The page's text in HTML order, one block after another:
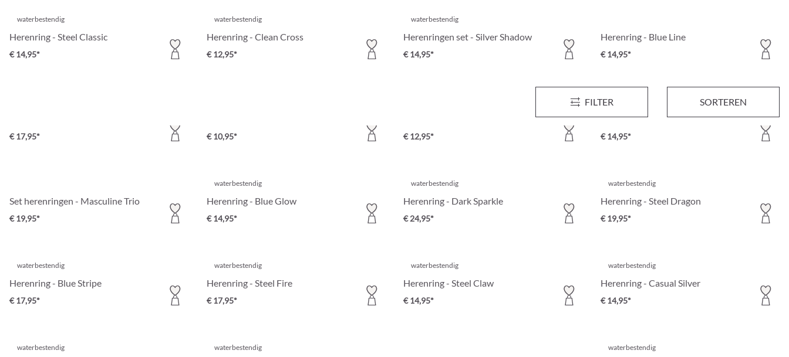
FILTER SORTEREN
waterbestendig
Herenring - Steel Classic
€ 14,95*
waterbestendig
Herenring - Clean Cross
€ 12,95*
waterbestendig
Herenringen set - Silver Shadow
€ 14,95*
Herenring - Blue Line
€ 14,95*
€ 17,95* € 10,95* € 12,95*
waterbestendig
Herenring - Steel Enamel
€ 14,95*
Set herenringen - Masculine Trio
€ 19,95*
waterbestendig
Herenring - Blue Glow
€ 14,95*
waterbestendig
Herenring - Dark Sparkle
€ 24,95*
waterbestendig
Herenring - Steel Dragon
€ 19,95*
waterbestendig
Herenring - Blue Stripe
€ 17,95*
waterbestendig
Herenring - Steel Fire
€ 17,95*
waterbestendig
Herenring - Steel Claw
€ 14,95*
waterbestendig
Herenring - Casual Silver
€ 14,95*
waterbestendig waterbestendig waterbestendig